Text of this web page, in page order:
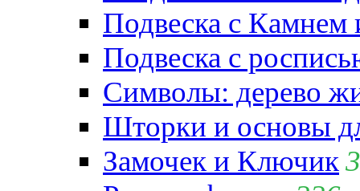
Подвеска с
Подвеска с
Символы: дерево
Шторки и основы
Замочек и Ключик